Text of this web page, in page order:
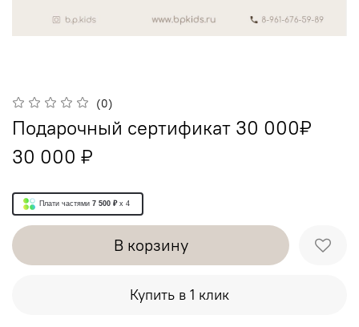
(0)
Подарочный сертификат 30 000₽
30 000 ₽
Плати частями 7 500 ₽ x 4
В корзину
Купить в 1 клик